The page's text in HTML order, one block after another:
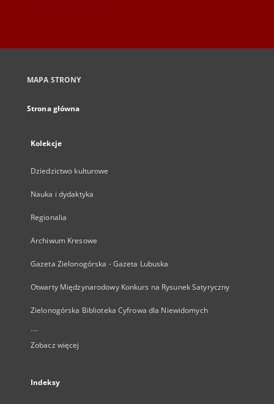
MAPA STRONY
Strona główna
Kolekcje
Dziedzictwo kulturowe
Nauka i dydaktyka
Regionalia
Archiwum Kresowe
Gazeta Zielonogórska - Gazeta Lubuska
Otwarty Międzynarodowy Konkurs na Rysunek Satyryczny
Zielonogórska Biblioteka Cyfrowa dla Niewidomych
...
Zobacz więcej
Indeksy